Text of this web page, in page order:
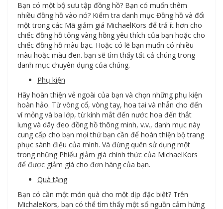
Bạn có một bộ sưu tập đồng hồ? Bạn có muốn thêm
nhiều đồng hồ vào nó? Kiểm tra danh mục Đồng hồ và đổi
một trong các Mã giảm giá MichaelKors để trả ít hơn cho
chiếc đồng hồ tông vàng hồng yêu thích của bạn hoặc cho
chiếc đồng hồ màu bạc. Hoặc có lẽ bạn muốn có nhiều
màu hoặc màu đen. bạn sẽ tìm thấy tất cả chúng trong
danh mục chuyên dụng của chúng.
Phụ kiện
Hãy hoàn thiện vẻ ngoài của bạn và chọn những phụ kiện
hoàn hảo. Từ vòng cổ, vòng tay, hoa tai và nhẫn cho đến
ví mỏng và ba lớp, từ kính mắt đến nước hoa đến thắt
lưng và dây đeo đồng hồ thông minh, v.v., danh mục này
cung cấp cho bạn mọi thứ bạn cần để hoàn thiện bộ trang
phục sành điệu của mình. Và đừng quên sử dụng một
trong những Phiếu giảm giá chính thức của MichaelKors
để được giảm giá cho đơn hàng của bạn.
Quà tặng
Bạn có cần một món quà cho một dịp đặc biệt? Trên
MichaleKors, bạn có thể tìm thấy một số nguồn cảm hứng